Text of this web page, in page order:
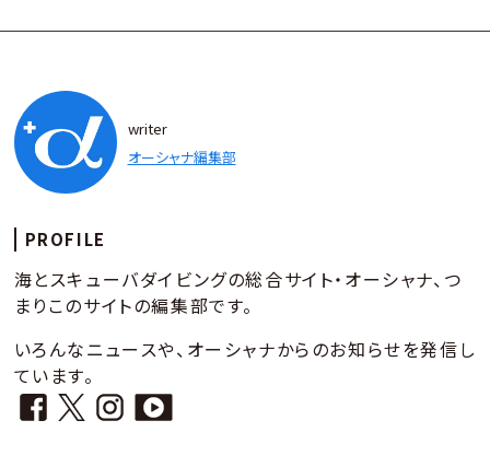
writer
オーシャナ編集部
PROFILE
海とスキューバダイビングの総合サイト・オーシャナ、つ
まりこのサイトの編集部です。
いろんなニュースや、オーシャナからのお知らせを発信し
ています。